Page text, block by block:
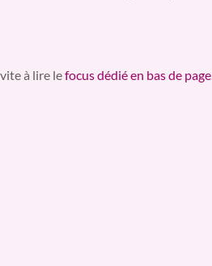
à lire lefocus dédié en bas de page